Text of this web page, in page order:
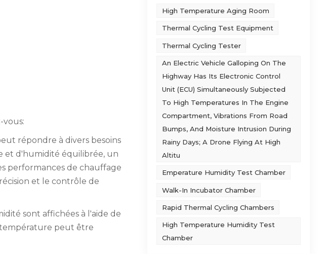
High Temperature Aging Room
Thermal Cycling Test Equipment
Thermal Cycling Tester
An Electric Vehicle Galloping On The
Highway Has Its Electronic Control
Unit (ECU) Simultaneously Subjected
To High Temperatures In The Engine
Compartment, Vibrations From Road
Bumps, And Moisture Intrusion During
Rainy Days; A Drone Flying At High
Altitu
Emperature Humidity Test Chamber
Walk-In Incubator Chamber
Rapid Thermal Cycling Chambers
High Temperature Humidity Test
Chamber
vous:
répondre à divers besoins
et d'humidité équilibrée, un
performances de chauffage
et le contrôle de
sont affichées à l'aide de
température peut être